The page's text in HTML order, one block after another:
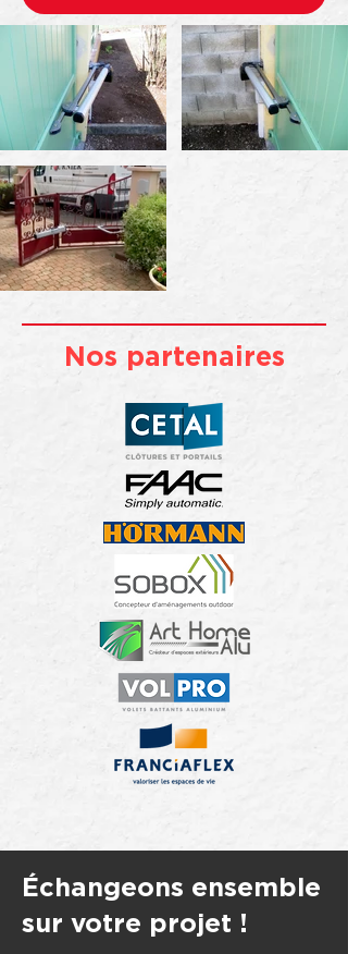
Nos partenaires
Échangeons ensemble
sur votre projet !